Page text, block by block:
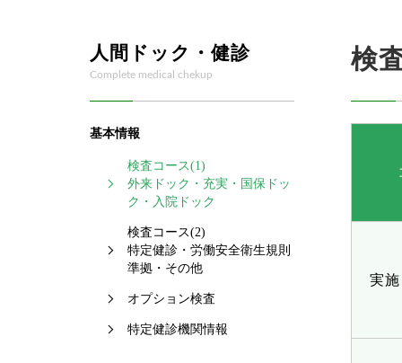
人間ドック・健診
Complete medical chekup
基本情報
検査コース(1)
外来ドック・充実・国保ドッ
ク・入院ドック
検査コース(2)
特定健診・労働安全衛生規則
準拠・その他
オプション検査
特定健診機関情報
検
実